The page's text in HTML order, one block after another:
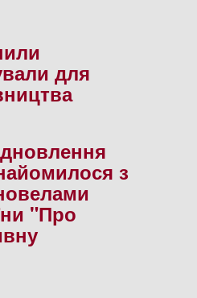
для
з
"Про